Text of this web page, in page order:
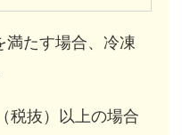
たす場合、冷凍
税抜）以上の場合